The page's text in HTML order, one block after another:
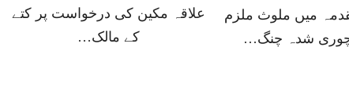
میں ملوث ملزم
چوری شدہ چنگ…
علاقہ مکین کی درخواست پر کتے
کے مالک…